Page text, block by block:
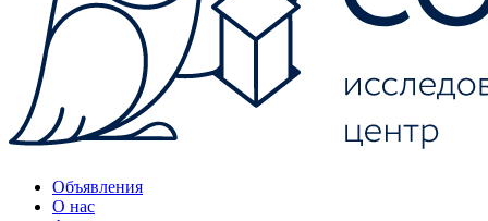
Объявления
О нас